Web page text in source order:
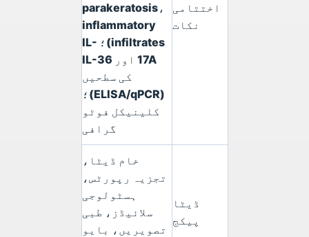
اختتامی
نکات
parakeratosis،
inflammatory
infiltrates)؛ IL-
17A اور IL-36
کی سطحیں
(ELISA/qPCR)؛
کلینیکل فوٹو
گرافی
ڈیٹا
پیکج
خام ڈیٹا،
تجزیہ رپورٹس،
ہسٹولوجی
سلائیڈز، طبی
تصویریں، بایو